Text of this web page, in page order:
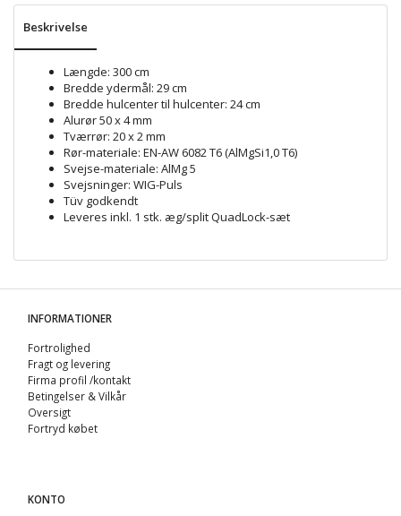
Beskrivelse
Længde: 300 cm
Bredde ydermål: 29 cm
Bredde hulcenter til hulcenter: 24 cm
Alurør 50 x 4 mm
Tværrør: 20 x 2 mm
Rør-materiale: EN-AW 6082 T6 (AlMgSi1,0 T6)
Svejse-materiale: AlMg 5
Svejsninger: WIG-Puls
Tüv godkendt
Leveres inkl. 1 stk. æg/split QuadLock-sæt
INFORMATIONER
Fortrolighed
Fragt og levering
Firma profil /kontakt
Betingelser & Vilkår
Oversigt
Fortryd købet
KONTO